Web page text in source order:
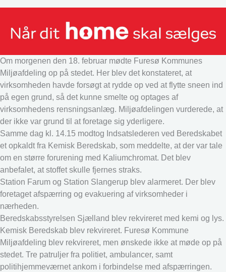
Om morgenen den 18. februar mødte Furesø Kommunes
Miljøafdeling op på stedet. Her blev det konstateret, at
virksomheden havde forsøgt at rydde op ved at flytte sneen ind
på egen grund, så det kunne smelte og optages af
virksomhedens rensningsanlæg. Miljøafdelingen vurderede, at
der ikke var grund til at foretage sig yderligere.
Samme dag kl. 14.15 modtog Indsatslederen ved Beredskabet
et opkaldt fra Kemisk Beredskab, som meddelte, at der var tale
om en større forurening med Kaliumchromat. Det blev
anbefalet, at stoffet skulle fjernes straks.
Station Farum og Station Slangerup blev alarmeret. Der blev
foretaget afspærring og evakuering af virksomheder i
nærheden.
Beredskabsstyrelsen Sjælland blev rekvireret med kemi og lys.
Kemisk Beredskab blev rekvireret. Furesø Kommune
Miljøafdeling blev rekvireret, men ønskede ikke at møde op på
stedet. Tre patruljer fra politiet, ambulancer, samt
politihjemmeværnet ankom i forbindelse med afspærringen.